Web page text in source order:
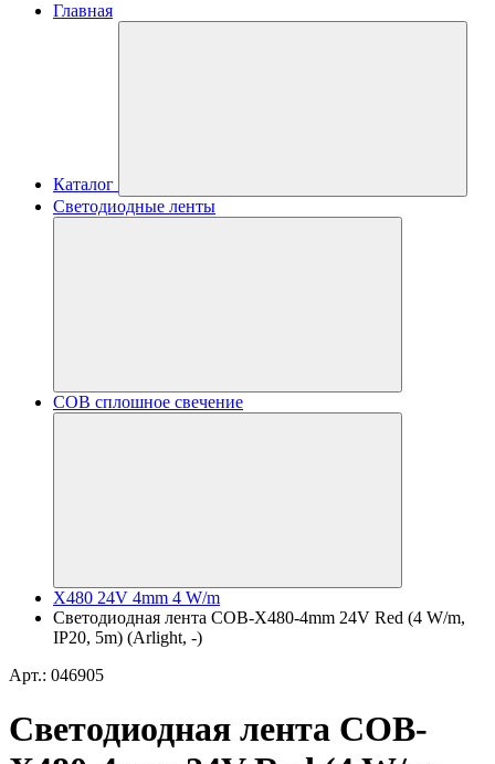
Главная
Каталог
Светодиодные ленты
COB сплошное свечение
X480 24V 4mm 4 W/m
Светодиодная лента COB-X480-4mm 24V Red (4 W/m,
IP20, 5m) (Arlight, -)
Арт.: 046905
Светодиодная лента COB-